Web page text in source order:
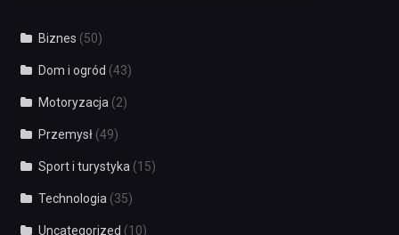
Biznes (50)
Dom i ogród (43)
Motoryzacja (2)
Przemysł(49)
Sport i turystyka (15)
Technologia (35)
Uncategorized (10)